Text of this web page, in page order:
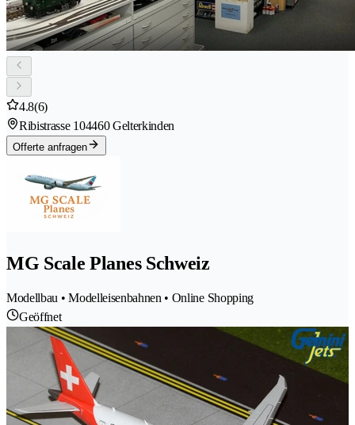
4.8(6)
Ribistrasse 104460 Gelterkinden
Offerte anfragen
MG Scale Planes Schweiz
Modellbau • Modelleisenbahnen • Online Shopping
Geöffnet